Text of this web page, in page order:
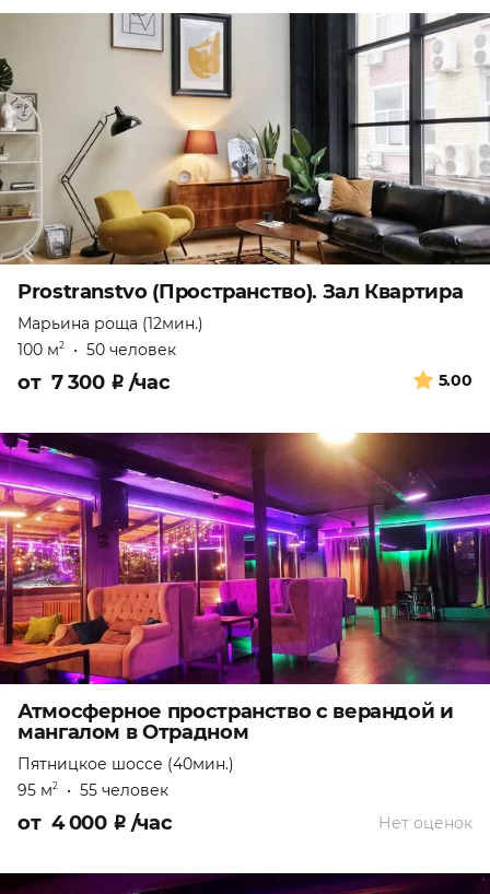
Prostranstvo (Пространство). Зал Квартира
Марьина роща (12мин.)
100 м2 • 50 человек
5.00
от 7 300 ₽ /час
Атмосферное пространство с верандой и
мангалом в Отрадном
Пятницкое шоссе (40мин.)
95 м2 • 55 человек
Нет оценок
от 4 000 ₽ /час